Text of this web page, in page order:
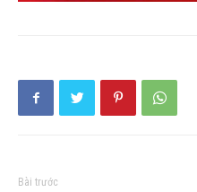
Bài trước